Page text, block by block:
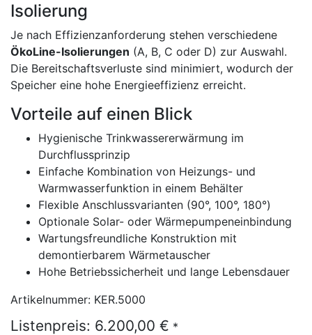
Isolierung
Je nach Effizienzanforderung stehen verschiedene
ÖkoLine-Isolierungen (A, B, C oder D) zur Auswahl.
Die Bereitschaftsverluste sind minimiert, wodurch der
Speicher eine hohe Energieeffizienz erreicht.
Vorteile auf einen Blick
Hygienische Trinkwassererwärmung im
Durchflussprinzip
Einfache Kombination von Heizungs- und
Warmwasserfunktion in einem Behälter
Flexible Anschlussvarianten (90°, 100°, 180°)
Optionale Solar- oder Wärmepumpeneinbindung
Wartungsfreundliche Konstruktion mit
demontierbarem Wärmetauscher
Hohe Betriebssicherheit und lange Lebensdauer
Artikelnummer: KER.5000
Listenpreis: 6.200,00 € *